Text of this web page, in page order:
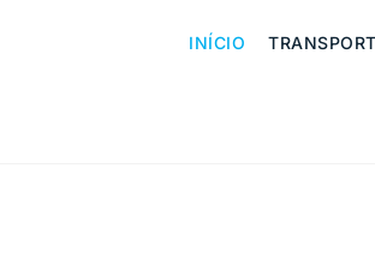
INÍCIO